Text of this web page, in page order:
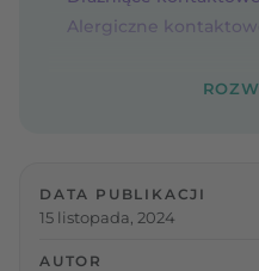
DATA PUBLIKACJI
15 listopada, 2024
AUTOR